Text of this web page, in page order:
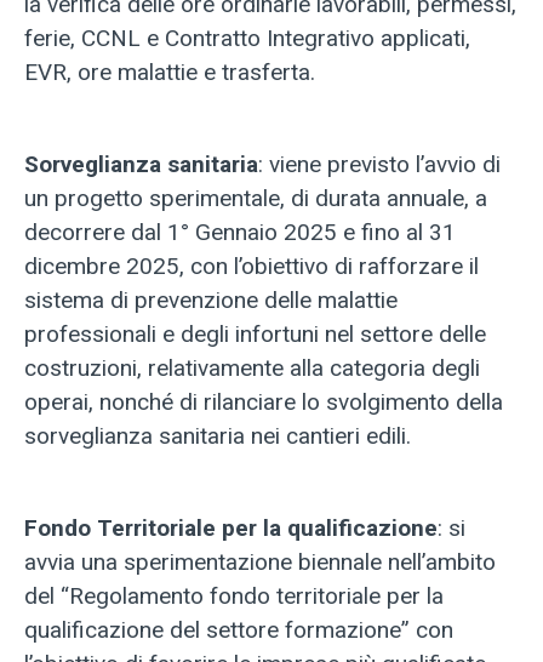
ferie, CCNL e Contratto Integrativo applicati,
EVR, ore malattie e trasferta.
Sorveglianza sanitaria: viene previsto l’avvio di
un progetto sperimentale, di durata annuale, a
decorrere dal 1° Gennaio 2025 e fino al 31
dicembre 2025, con l’obiettivo di rafforzare il
sistema di prevenzione delle malattie
professionali e degli infortuni nel settore delle
costruzioni, relativamente alla categoria degli
operai, nonché di rilanciare lo svolgimento della
sorveglianza sanitaria nei cantieri edili.
Fondo Territoriale per la qualificazione: si
avvia una sperimentazione biennale nell’ambito
del “Regolamento fondo territoriale per la
qualificazione del settore formazione” con